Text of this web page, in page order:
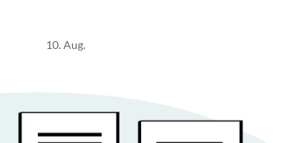
10. Aug.